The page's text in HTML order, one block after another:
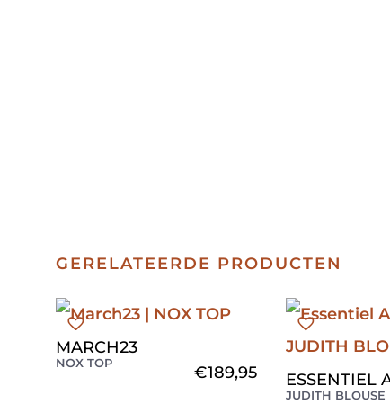
GERELATEERDE PRODUCTEN
MARCH23
NOX TOP €189,95 ESSENTIEL
JUDITH BLOUSE